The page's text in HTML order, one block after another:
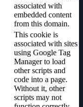
associated with
embedded content
from this domain.
This cookie is
associated with sites
using Google Tag
Manager to load
other scripts and
code into a page.
Without it, other
scripts may not